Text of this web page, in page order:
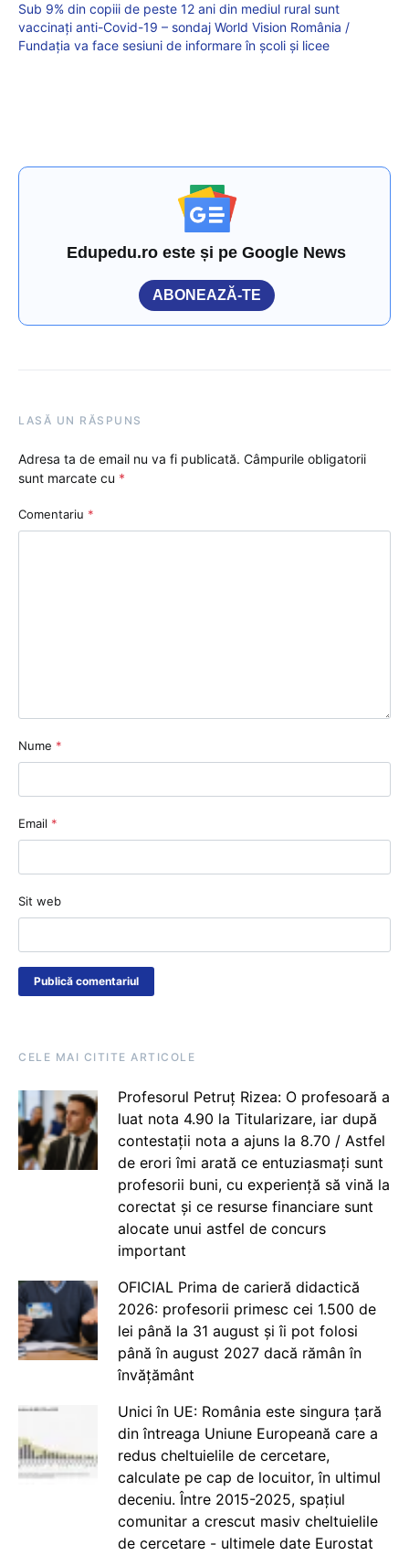
Sub 9% din copiii de peste 12 ani din mediul rural sunt
vaccinați anti-Covid-19 – sondaj World Vision România /
Fundația va face sesiuni de informare în școli și licee
Edupedu.ro este și pe Google News
ABONEAZĂ-TE
LASĂ UN RĂSPUNS
Adresa ta de email nu va fi publicată. Câmpurile obligatorii
sunt marcate cu *
Comentariu *
Nume *
Email *
Sit web
CELE MAI CITITE ARTICOLE
Profesorul Petruț Rizea: O profesoară a
luat nota 4.90 la Titularizare, iar după
contestații nota a ajuns la 8.70 / Astfel
de erori îmi arată ce entuziasmați sunt
profesorii buni, cu experiență să vină la
corectat și ce resurse financiare sunt
alocate unui astfel de concurs
important
OFICIAL Prima de carieră didactică
2026: profesorii primesc cei 1.500 de
lei până la 31 august și îi pot folosi
până în august 2027 dacă rămân în
învățământ
Unici în UE: România este singura țară
din întreaga Uniune Europeană care a
redus cheltuielile de cercetare,
calculate pe cap de locuitor, în ultimul
deceniu. Între 2015-2025, spațiul
comunitar a crescut masiv cheltuielile
de cercetare - ultimele date Eurostat